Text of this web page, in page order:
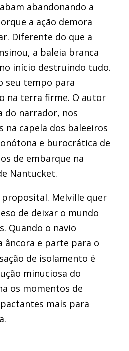
abandonando a
a ação demora
Diferente do que a
a baleia branca
início destruindo tudo.
seu tempo para
na terra firme. O autor
do narrador, nos
na capela dos baleeiros
e burocrática de
de embarque na
Nantucket.
proposital. Melville quer
de deixar o mundo
Quando o navio
âncora e parte para o
de isolamento é
minuciosa do
os momentos de
mais para